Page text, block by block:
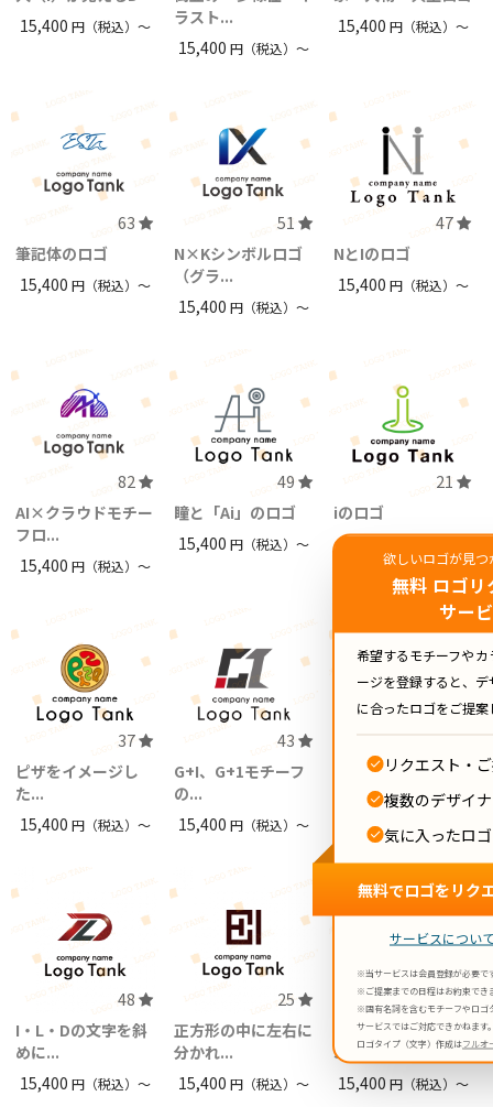
15,400 円（税込）〜
ラスト...
15,400円（税込）〜
15,400 円（税込）〜
63
筆記体のロゴ
15,400 円（税込）〜
51
N×Kシンボルロゴ
（グラ...
15,400円（税込）〜
47
NとIのロゴ
15,400 円（税込）〜
82
AI×クラウドモチー
フロ...
15,400 円（税込）〜
49
瞳と「Ai」のロゴ
15,400円（税込）〜
21
iのロゴ
15,400
37
ピザをイメージし
た...
15,400 円（税込）〜
43
G+I、G+1モチーフ
の...
15,400円（税込）〜
37
I、1をモチーフにし
たス...
15,400円（税込）〜
48
I・L・Dの文字を斜
めに...
15,400 円（税込）〜
25
正方形の中に左右に
分かれ...
15,400円（税込）〜
43
六角形の中にG・I・
Sを...
15,400 円（税込）〜
欲しいロゴが見
無料 ロゴリ
サー
希望するモチーフや
ージを登録すると、
に合ったロゴをご提案
リクエスト・
複数のデザイ
気に入ったロ
無料でロゴをリク
サービスについ
※当サービスは会員登録が必要で
※ご提案までの日程はお約束でき
※固有名詞を含むモチーフやロゴ
サービスではご対応できかねます
ロゴタイプ（文字）作成はフルオ